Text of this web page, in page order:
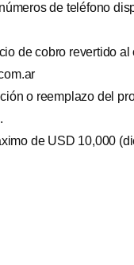
de teléfono
de cobro revertido al
o reemplazo del
de USD 10,000